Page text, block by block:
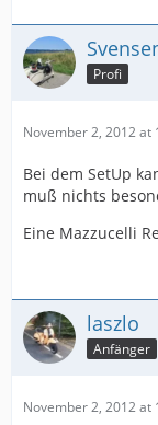
Profi
November 2, 2012 at
Bei dem SetUp
muß nichts
Eine Mazzucelli
laszlo
Anfänger
November 2, 2012 at